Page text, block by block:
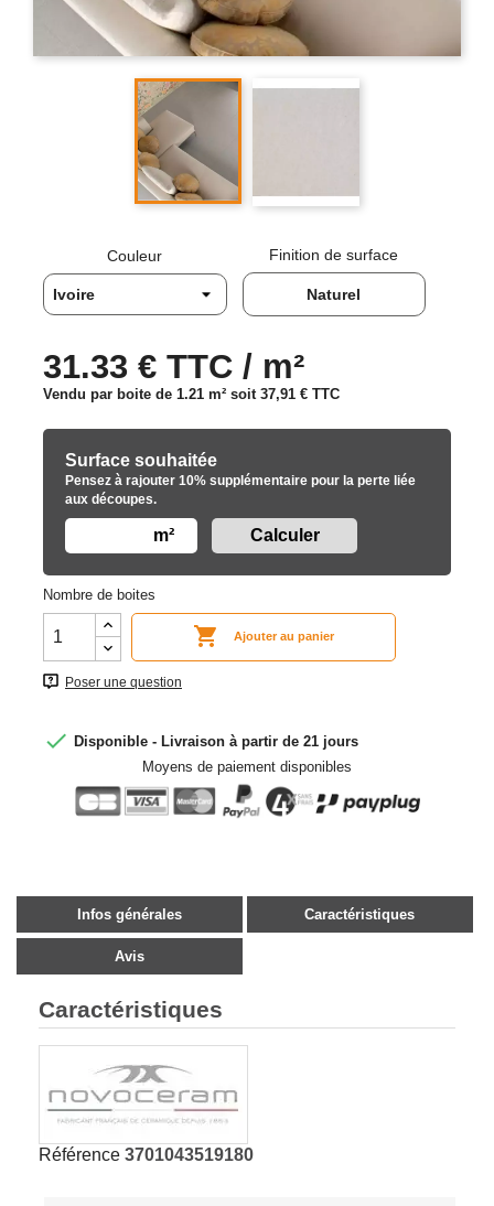
Couleur Finition de surface
Naturel
31.33 € TTC / m²
Vendu par boite de 1.21 m² soit 37,91 € TTC
Surface souhaitée
Pensez à rajouter 10% supplémentaire pour la perte liée
aux découpes.
m²
Nombre de boites
 Ajouter au panier
Poser une question
 Disponible - Livraison à partir de 21 jours
Moyens de paiement disponibles
Infos générales Caractéristiques
Avis
Caractéristiques
Référence 3701043519180